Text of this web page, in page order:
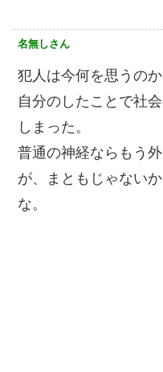
名無しさん
犯人は今何を思うのか
自分のしたことで社
しまった。
普通の神経ならもう
が、まともじゃない
な。